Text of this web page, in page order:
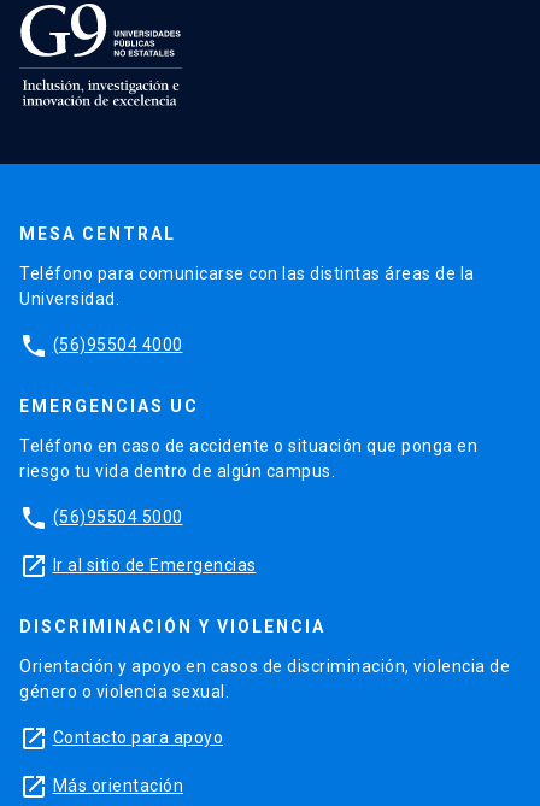
MESA CENTRAL
Teléfono para comunicarse con las distintas áreas de la
Universidad.
phone (56)95504 4000
EMERGENCIAS UC
Teléfono en caso de accidente o situación que ponga en
riesgo tu vida dentro de algún campus.
phone (56)95504 5000
launch Ir al sitio de Emergencias
DISCRIMINACIÓN Y VIOLENCIA
Orientación y apoyo en casos de discriminación, violencia de
género o violencia sexual.
launch Contacto para apoyo
launch Más orientación